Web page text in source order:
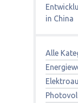
in China
Alle